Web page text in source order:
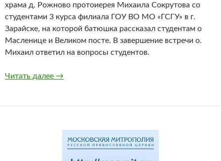
храма д. Рожново протоиерея Михаила Сокрутова со
студентами 3 курса филиала ГОУ ВО МО «ГСГУ» в г.
Зарайске, на которой батюшка рассказал студентам о
Масленице и Великом посте. В завершение встречи о.
Михаил ответил на вопросы студентов.
Читать далее Встреча священника со студентами
→